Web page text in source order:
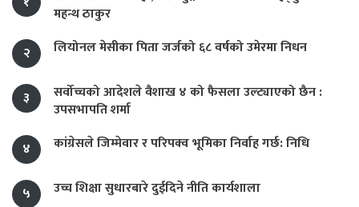
महन्थ ठाकुर
२
लियोनल मेसीका पिता जर्जको ६८ वर्षको उमेरमा निधन
३
सर्वोच्चको आदेशले वैशाख ४ को फैसला उल्ट्याएको छैन :
उपसभापति शर्मा
४
कांग्रेसले जिम्मेवार र परिपक्व भूमिका निर्वाह गर्छ: निधि
५ उच्च शिक्षा सुधारबारे दुईदिने नीति कार्यशाला